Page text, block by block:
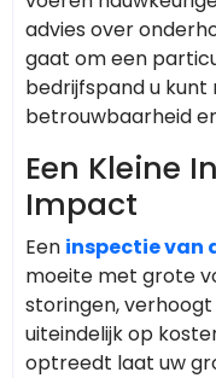
advies over
gaat om een
bedrijfspand u
betrouwbaarheid
Een Kleine
Impact
Een inspectie van
moeite met grote
storingen,
uiteindelijk op
optreedt laat uw